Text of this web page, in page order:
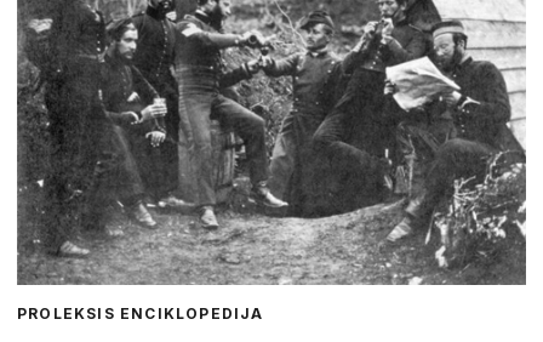
PROLEKSIS ENCIKLOPEDIJA